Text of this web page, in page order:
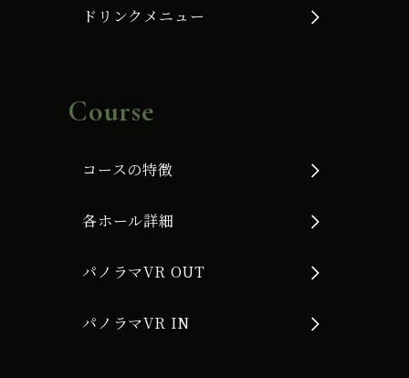
ドリンクメニュー
Course
コースの特徴
各ホール詳細
パノラマVR OUT
パノラマVR IN